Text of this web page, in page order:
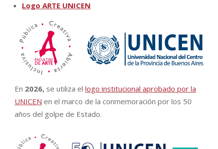
Logo ARTE UNICEN
En 2026, se utiliza el logo institucional aprobado por la
UNICEN en el marco de la conmemoración por los 50
años del golpe de Estado.